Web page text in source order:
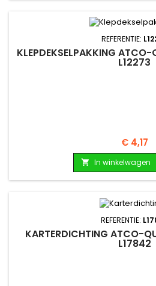
REFERENTIE:
KLEPDEKSELPAKKING
L12273
Prijs
€ 4,17
 In winkelwagen
REFERENTIE:
KARTERDICHTING ATCO-
L17842